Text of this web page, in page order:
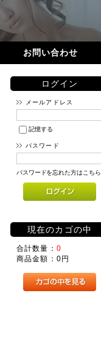
お問い合わせ
ログイン
メールアドレス
記憶する
パスワード
パスワードを忘れた方はこちら
現在のカゴの中
合計数量： 0
商品金額： 0円